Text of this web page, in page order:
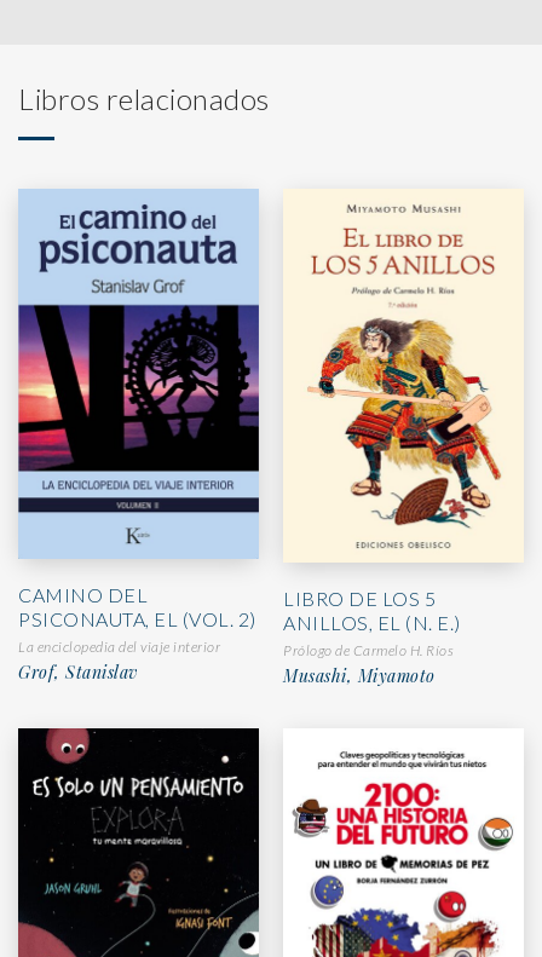
Libros relacionados
CAMINO DEL
PSICONAUTA, EL (VOL. 2)
La enciclopedia del viaje interior
Grof, Stanislav
LIBRO DE LOS 5
ANILLOS, EL (N. E.)
Prólogo de Carmelo H. Ríos
Musashi, Miyamoto